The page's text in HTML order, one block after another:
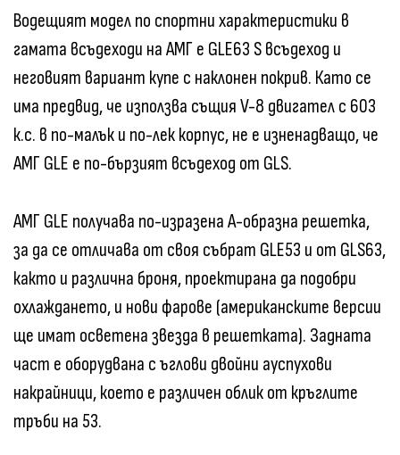
Водещият модел по спортни характеристики в
гамата всъдеходи на АМГ е GLE63 S всъдеход и
неговият вариант купе с наклонен покрив. Като се
има предвид, че използва същия V-8 двигател с 603
к.с. в по-малък и по-лек корпус, не е изненадващо, че
АМГ GLE е по-бързият всъдеход от GLS.
АМГ GLE получава по-изразена А-образна решетка,
за да се отличава от своя събрат GLE53 и от GLS63,
както и различна броня, проектирана да подобри
охлаждането, и нови фарове (американските версии
ще имат осветена звезда в решетката). Задната
част е оборудвана с ъглови двойни ауспухови
накрайници, което е различен облик от кръглите
тръби на 53.